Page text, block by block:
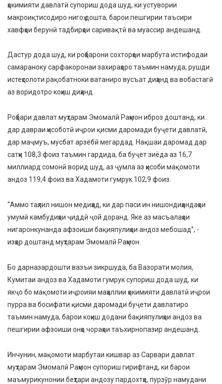
ҳокимияти давлатӣ супориш дода шуд, ки устувории
макроиқтисодиро нигоҳ дошта, барои пешгирии таъсири
хавфҳои берунӣ тадбирҳои саривақтӣ ва муассир андешанд.
Дастур дода шуд, ки роҳбарони сохторҳои марбута истифодаи
самараноку сарфакоронаи захираҳоро таъмин намуда, рушди
истеҳсолоти рақобатноки ватаниро вусъат диҳанд ва вобастагӣ
аз воридотро коҳиш диҳанд.
Роҳбари давлат муҳтарам Эмомалӣ Раҳмон иброз доштанд, ки
дар давраи ҳисоботӣ иҷрои қисми даромади буҷети давлатӣ,
дар маҷмуъ, мусбат арзёбӣ мегардад. Нақшаи даромад дар
сатҳи 108,3 фоиз таъмин гардида, ба буҷет зиёда аз 16,7
миллиард сомонӣ ворид шуд, аз ҷумла аз ҳисоби мақомоти
андоз 119,4 фоиз ва Хадамоти гумрук 102,9 фоиз.
“Аммо таҳлил нишон медиҳад, ки дар паси ин нишондиҳандаҳои
умумӣ камбудиҳои ҷиддӣ ҷой доранд. Яке аз масъалаҳои
нигаронкунанда афзоиши бақияпулиҳои андоз мебошад”, -
изҳор доштанд муҳтарам Эмомалӣ Раҳмон.
Бо дарназардошти вазъи зикршуда, ба Вазорати молия,
Кумитаи андоз ва Хадамоти гумрук супориш дода шуд, ки
якҷо бо мақомоти иҷроияи маҳаллии ҳокимияти давлатӣ иҷрои
пурра ва босифати қисми даромади буҷети давлатиро
таъмин намуда, барои коҳиш додани бақияпулиҳои андоз ва
пешгирии афзоиши онҳо чораҳои таъхирнопазир андешанд.
Инчунин, мақомоти марбутаи кишвар аз Сарвари давлат
муҳтарам Эмомалӣ Раҳмон супориш гирифтанд, ки барои
маъмурикунонии беҳтари андозу пардохтҳо, пурзӯр намудани